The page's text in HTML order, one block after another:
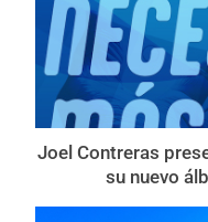
Joel Contreras
su nuevo